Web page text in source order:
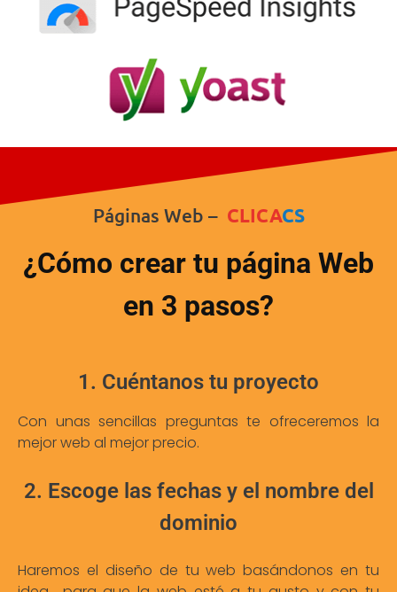
Páginas Web – CLICACS
¿Cómo crear tu página Web
en 3 pasos?
1. Cuéntanos tu proyecto
Con unas sencillas preguntas te ofreceremos la
mejor web al mejor precio.
2. Escoge las fechas y el nombre del
dominio
Haremos el diseño de tu web basándonos en tu